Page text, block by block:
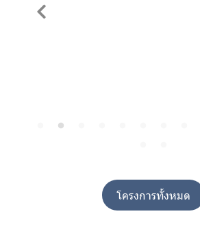
โครงการทั้งหมด